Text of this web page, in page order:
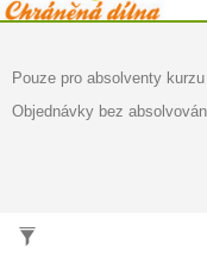
Pouze pro absolventy kurzu
Objednávky bez